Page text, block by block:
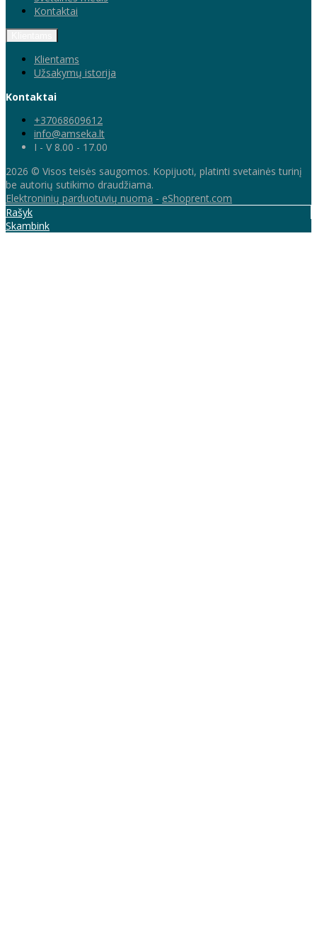
Kontaktai
Klientams
Užsakymų istorija
Kontaktai
+37068609612
info@amseka.lt
I - V 8.00 - 17.00
2026 © Visos teisės saugomos. Kopijuoti, platinti svetainės turinį
be autorių sutikimo draudžiama.
Elektroninių parduotuvių nuoma - eShoprent.com
Rašyk
Skambink